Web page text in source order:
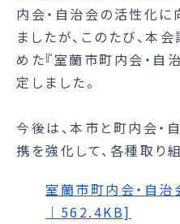
内会・自治会の活性化に
ましたが、このたび、本
めた『室蘭市町内会・自
定しました。
今後は、本市と町内会・
携を強化して、各種取り
室蘭市町内会・自
｜562.4KB]